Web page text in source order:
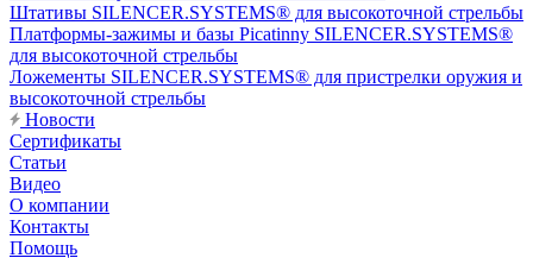
Штативы SILENCER.SYSTEMS® для высокоточной стрельбы
Платформы-зажимы и базы Picatinny SILENCER.SYSTEMS®
для высокоточной стрельбы
Ложементы SILENCER.SYSTEMS® для пристрелки оружия и
высокоточной стрельбы
Новости
Сертификаты
Статьи
Видео
О компании
Контакты
Помощь